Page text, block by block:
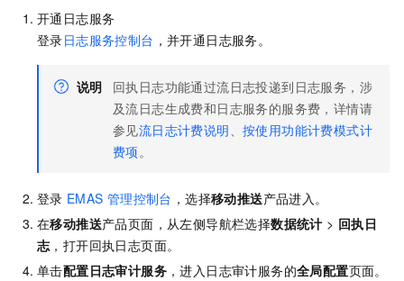
开通日志服务
登录日志服务控制台 ，并开通日志服务。
说明
回执日志功能通过流日志投递到日志服务，涉
及流日志生成费和日志服务的服务费，详情请
参见流日志计费说明、按使用功能计费模式计
费项。
登录 EMAS 管理控制台 ，选择移动推送产品进入。
在移动推送产品页面，从左侧导航栏选择数据统计 > 回执日
志，打开回执日志页面。
单击配置日志审计服务 ，进入日志审计服务的全局配置页面。